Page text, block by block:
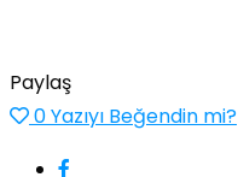
Paylaş
0Yazıyı Beğendin mi?